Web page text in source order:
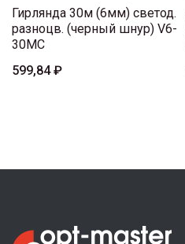
Гирлянда 30м (6мм) светод.
разноцв. (черный шнур) V6-
30MC
599,84 ₽